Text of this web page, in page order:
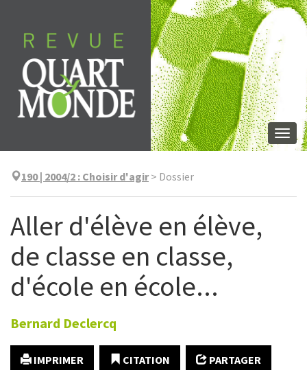
contenu
190 | 2004/2 : Choisir d'agir> Dossier
Aller d'élève en élève,
de classe en classe,
d'école en école...
Bernard Declercq
IMPRIMER CITATION PARTAGER